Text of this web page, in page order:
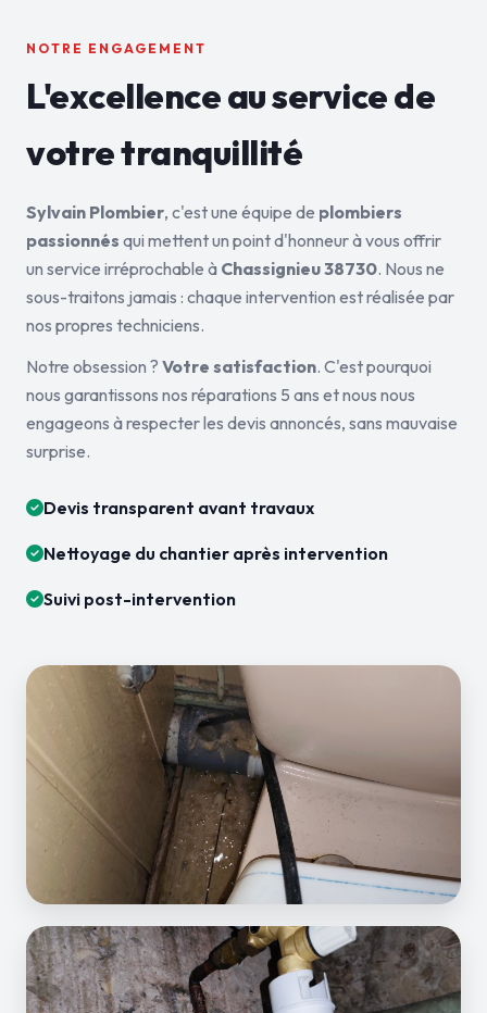
NOTRE ENGAGEMENT
L'excellence au service de
votre tranquillité
Sylvain Plombier, c'est une équipe de plombiers
passionnés qui mettent un point d'honneur à vous offrir
un service irréprochable à Chassignieu 38730. Nous ne
sous-traitons jamais : chaque intervention est réalisée par
nos propres techniciens.
Notre obsession ? Votre satisfaction. C'est pourquoi
nous garantissons nos réparations 5 ans et nous nous
engageons à respecter les devis annoncés, sans mauvaise
surprise.
Devis transparent avant travaux
Nettoyage du chantier après intervention
Suivi post-intervention